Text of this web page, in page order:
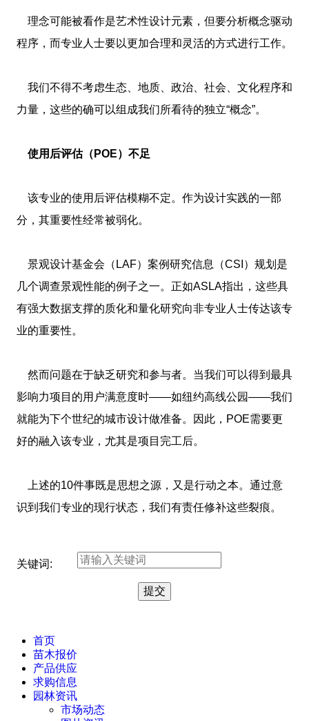
理念可能被看作是艺术性设计元素，但要分析概念驱动
程序，而专业人士要以更加合理和灵活的方式进行工作。
我们不得不考虑生态、地质、政治、社会、文化程序和
力量，这些的确可以组成我们所看待的独立“概念”。
使用后评估（POE）不足
该专业的使用后评估模糊不定。作为设计实践的一部
分，其重要性经常被弱化。
景观设计基金会（LAF）案例研究信息（CSI）规划是
几个调查景观性能的例子之一。正如ASLA指出，这些具
有强大数据支撑的质化和量化研究向非专业人士传达该专
业的重要性。
然而问题在于缺乏研究和参与者。当我们可以得到最具
影响力项目的用户满意度时——如纽约高线公园——我们
就能为下个世纪的城市设计做准备。因此，POE需要更
好的融入该专业，尤其是项目完工后。
上述的10件事既是思想之源，又是行动之本。通过意
识到我们专业的现行状态，我们有责任修补这些裂痕。
关键词:
首页
苗木报价
产品供应
求购信息
园林资讯
市场动态